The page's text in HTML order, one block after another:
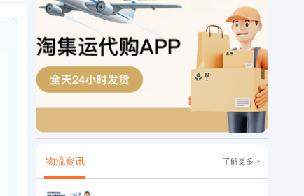
物流资讯 了解更多 >